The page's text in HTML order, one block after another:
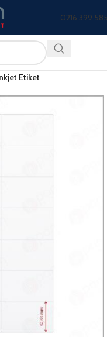
0216 399
Etiket